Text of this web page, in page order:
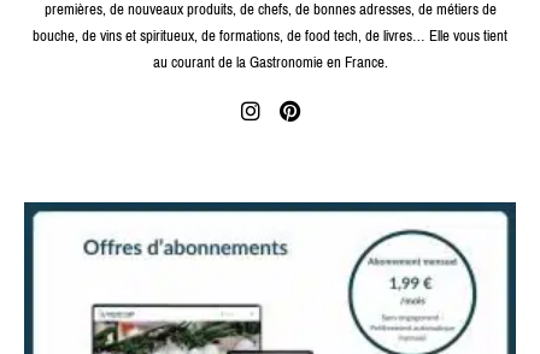
premières, de nouveaux produits, de chefs, de bonnes adresses, de métiers de
bouche, de vins et spiritueux, de formations, de food tech, de livres… Elle vous tient
au courant de la Gastronomie en France.